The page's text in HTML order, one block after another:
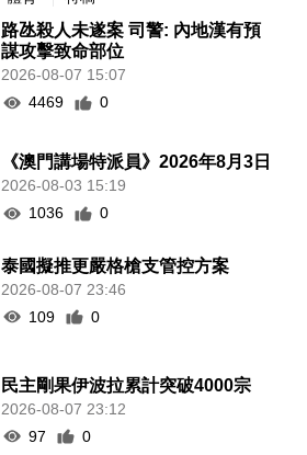
路氹殺人未遂案 司警: 內地漢有預
謀攻擊致命部位
2026-08-07 15:07
4469
0
《澳門講場特派員》2026年8月3日
2026-08-03 15:19
1036
0
泰國擬推更嚴格槍支管控方案
2026-08-07 23:46
109
0
民主剛果伊波拉累計突破4000宗
2026-08-07 23:12
97
0